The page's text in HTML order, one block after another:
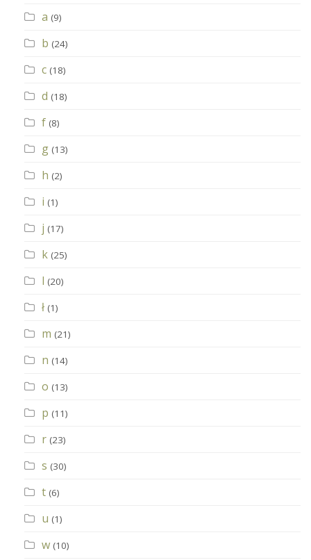
a (9)
b (24)
c (18)
d (18)
f (8)
g (13)
h (2)
i (1)
j (17)
k (25)
l (20)
ł (1)
m (21)
n (14)
o (13)
p (11)
r (23)
s (30)
t (6)
u (1)
w (10)